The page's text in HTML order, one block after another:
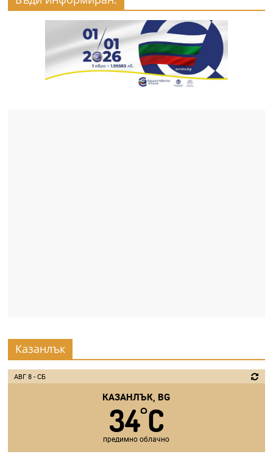
Казанлък
АВГ 8 - СБ
КАЗАНЛЪК, BG
34°C
предимно облачно